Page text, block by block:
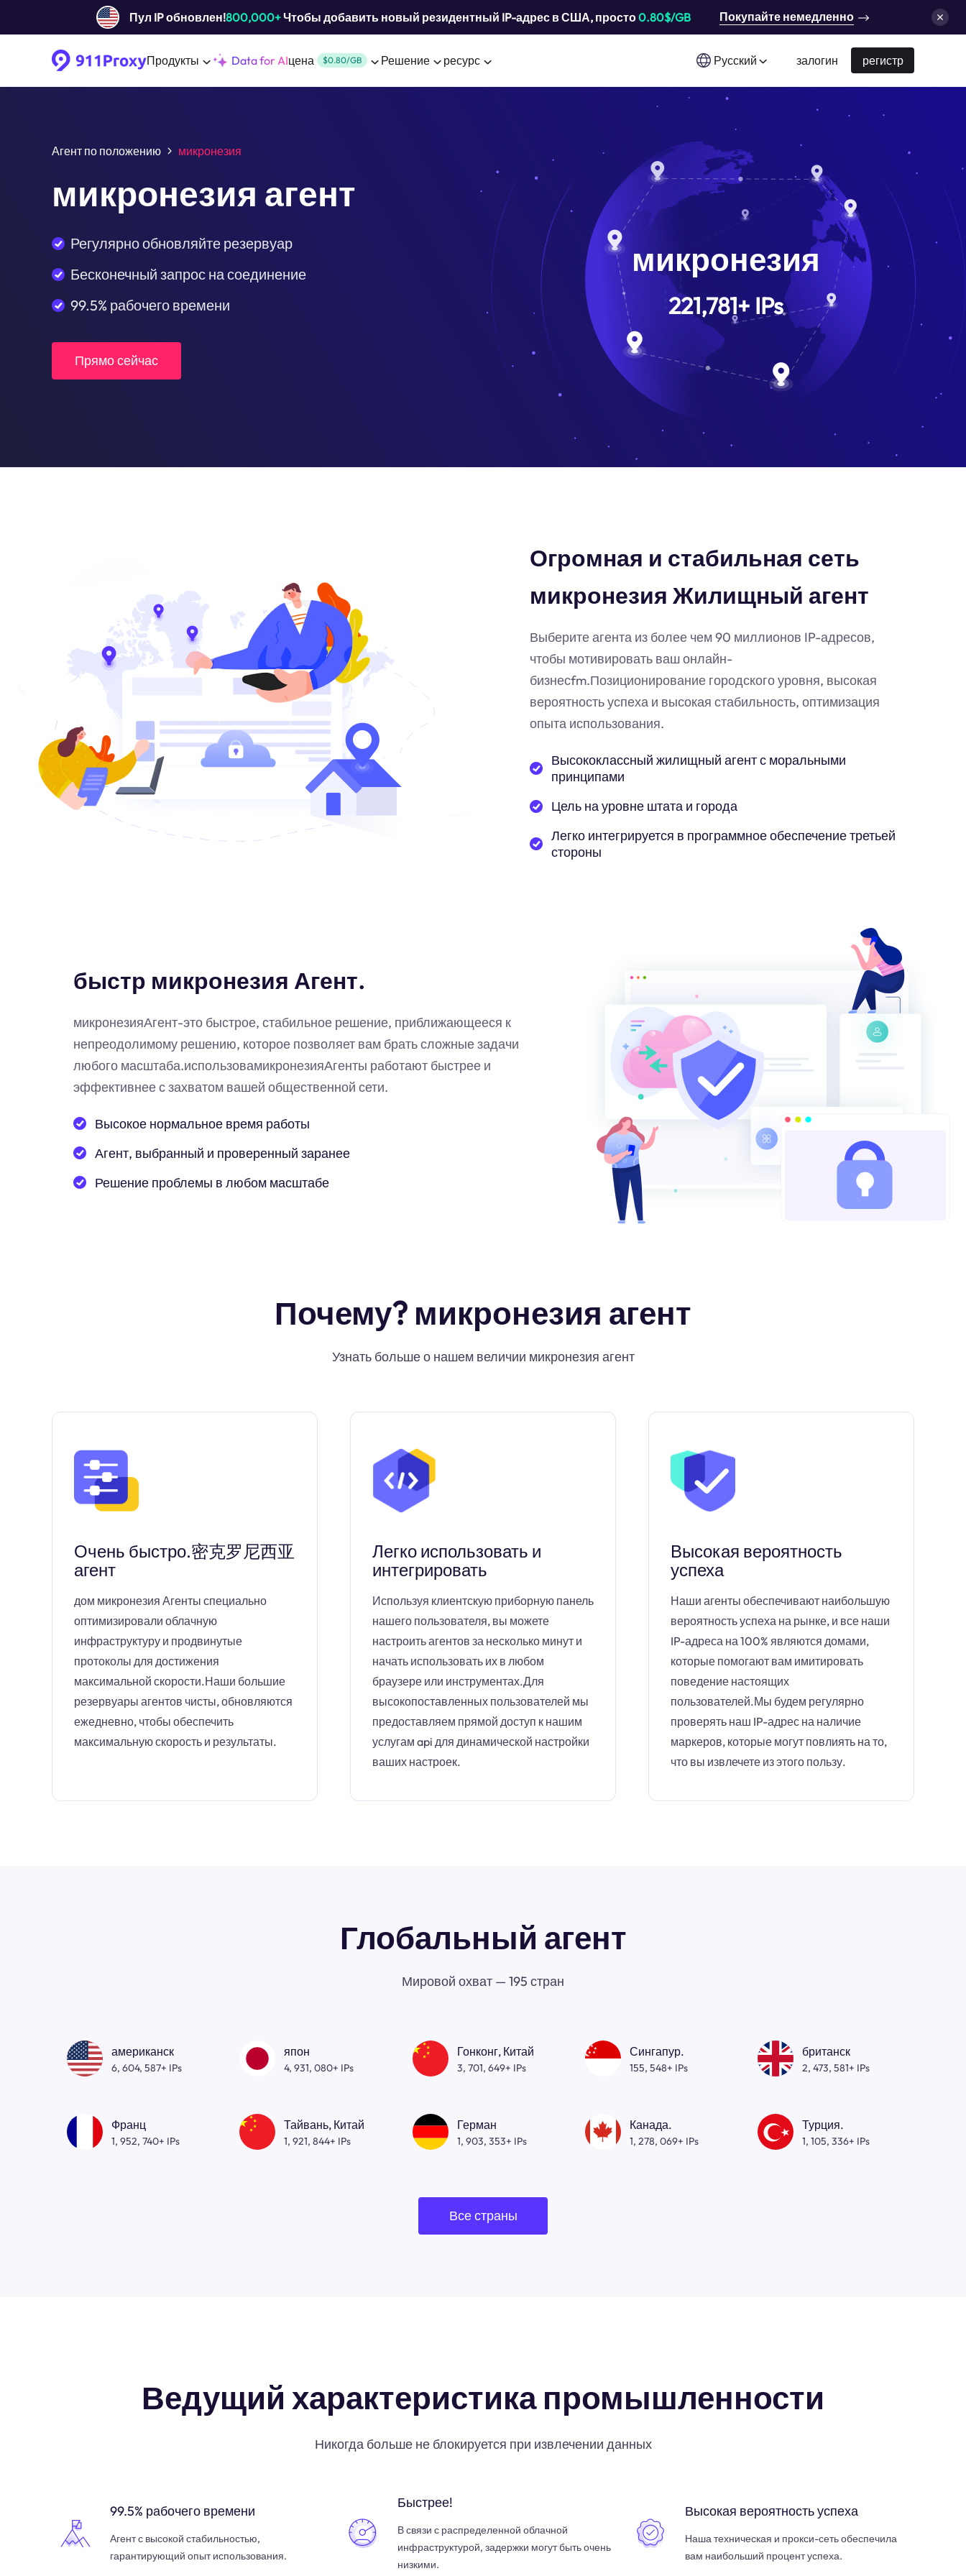
Пул IP обновлен!800,000+Чтобы добавить новый резидентный IP-адрес в США, просто0.80$/GB Покупайте немедленно
Продукты Data for AIцена $0.80/GB Решение ресурс Русский залогин регистр
Агент по положению микронезия
микронезия агент
Регулярно обновляйте резервуар
Бесконечный запрос на соединение
99.5% рабочего времени
Прямо сейчас
микронезия
221,781+IPs
Огромная и стабильная сеть
микронезия Жилищный агент
Выберите агента из более чем 90 миллионов IP-адресов,
чтобы мотивировать ваш онлайн-
бизнесfm.Позиционирование городского уровня, высокая
вероятность успеха и высокая стабильность, оптимизация
опыта использования.
Высококлассный жилищный агент с моральными
принципами
Цель на уровне штата и города
Легко интегрируется в программное обеспечение третьей
стороны
быстр микронезия Агент.
микронезияАгент-это быстрое, стабильное решение, приближающееся к
непреодолимому решению, которое позволяет вам брать сложные задачи
любого масштаба.использовамикронезияАгенты работают быстрее и
эффективнее с захватом вашей общественной сети.
Высокое нормальное время работы
Агент, выбранный и проверенный заранее
Решение проблемы в любом масштабе
Почему? микронезия агент
Узнать больше о нашем величии микронезия агент
Очень быстро.密克罗尼西亚
агент
дом микронезия Агенты специально
оптимизировали облачную
инфраструктуру и продвинутые
протоколы для достижения
максимальной скорости.Наши большие
резервуары агентов чисты, обновляются
ежедневно, чтобы обеспечить
максимальную скорость и результаты.
Легко использовать и
интегрировать
Используя клиентскую приборную панель
нашего пользователя, вы можете
настроить агентов за несколько минут и
начать использовать их в любом
браузере или инструментах.Для
высокопоставленных пользователей мы
предоставляем прямой доступ к нашим
услугам api для динамической настройки
ваших настроек.
Высокая вероятность
успеха
Наши агенты обеспечивают наибольшую
вероятность успеха на рынке, и все наши
IP-адреса на 100% являются домами,
которые помогают вам имитировать
поведение настоящих
пользователей.Мы будем регулярно
проверять наш IP-адрес на наличие
маркеров, которые могут повлиять на то,
что вы извлечете из этого пользу.
Глобальный агент
Мировой охват — 195 стран
американск
6, 604, 587+ IPs
япон
4, 931, 080+ IPs
Гонконг, Китай
3, 701, 649+ IPs
Сингапур.
155, 548+ IPs
британск
2, 473, 581+ IPs
Франц
1, 952, 740+ IPs
Тайвань, Китай
1, 921, 844+ IPs
Герман
1, 903, 353+ IPs
Канада.
1, 278, 069+ IPs
Турция.
1, 105, 336+ IPs
Все страны
Ведущий характеристика промышленности
Никогда больше не блокируется при извлечении данных
99.5% рабочего времени
Агент с высокой стабильностью,
гарантирующий опыт использования.
Быстрее!
В связи с распределенной облачной
инфраструктурой, задержки могут быть очень
низкими.
Высокая вероятность успеха
Наша техническая и прокси-сеть обеспечила
вам наибольший процент успеха.